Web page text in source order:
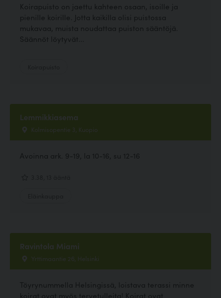
Koirapuisto on jaettu kahteen osaan, isoille ja
pienille koirille. Jotta kaikilla olisi puistossa
mukavaa, muista noudattaa puiston sääntöjä.
Säännöt löytyvät...
Lemmikkiasema
Kolmisopentie 3, Kuopio
Avoinna ark. 9-19, la 10-16, su 12-16
Ravintola Miami
Yrttimaantie 26, Helsinki
Töyrynummella Helsingissä, loistava terassi minne
koirat ovat myös tervetulleita! Koirat ovat